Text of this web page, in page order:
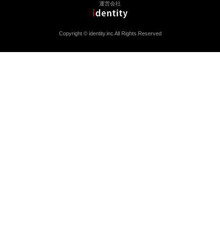
Copyright © identity.inc All Rights Reserved
運営会社